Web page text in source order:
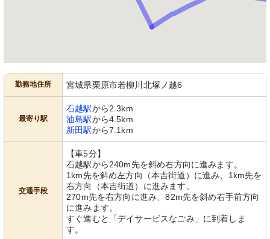
勤務地住所 宮城県栗原市若柳川北塚ノ越6
最寄り駅
石越駅から2.3km
油島駅から4.5km
新田駅から7.1km
交通手段
【車5分】
石越駅から240m先を斜め右方向に進みます。
1km先を斜め左方向（本吉街道）に進み、1km先を
右方向（本吉街道）に進みます。
270m先を右方向に進み、82m先を斜め右手前方向
に進みます。
すぐ進むと「デイサービスなごみ」に到着しま
す。